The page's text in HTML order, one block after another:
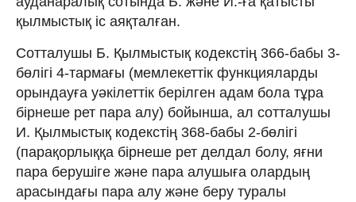
қылмыстық іс аяқталған.
Сотталушы Б. Қылмыстық кодекстің 366-бабы 3-
бөлігі 4-тармағы (мемлекеттік функцияларды
орындауға уәкілеттік берілген адам бола тұра
бірнеше рет пара алу) бойынша, ал сотталушы
И. Қылмыстық кодекстің 368-бабы 2-бөлігі
(парақорлыққа бірнеше рет делдал болу, яғни
пара берушiге және пара алушыға олардың
арасындағы пара алу және беру туралы